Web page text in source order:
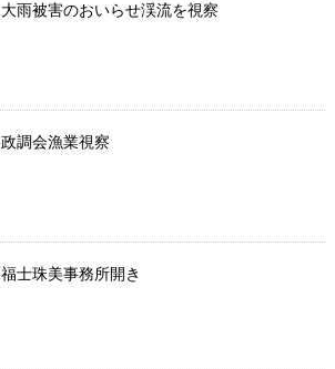
大雨被害のおいらせ渓流を視察
政調会漁業視察
福士珠美事務所開き